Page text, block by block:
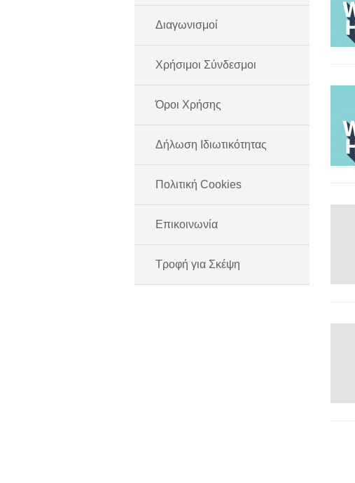
Διαγωνισμοί
Χρήσιμοι Σύνδεσμοι
Όροι Χρήσης
Δήλωση Ιδιωτικότητας
Πολιτική Cookies
Επικοινωνία
Τροφή για Σκέψη